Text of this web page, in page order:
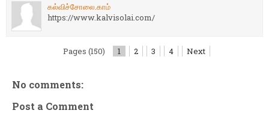
கல்விச்சோலை.காம்
https://www.kalvisolai.com/
Pages (150) 1 2 3 4 Next
No comments:
Post a Comment